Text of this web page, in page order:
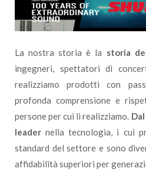
PERCUSSIONI
ACCESSORI
La nostra storia è la storia
ingegneri, spettatori di
realizziamo prodotti con
profonda comprensione e
persone per cui li realizziamo.
leader nella tecnologia, i cui
standard del settore e sono
affidabilità superiori per